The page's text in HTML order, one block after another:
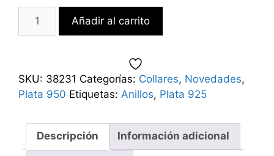
Añadir al carrito
SKU: 38231 Categorías: Collares, Novedades,
Plata 950 Etiquetas: Anillos, Plata 925
Descripción Información adicional